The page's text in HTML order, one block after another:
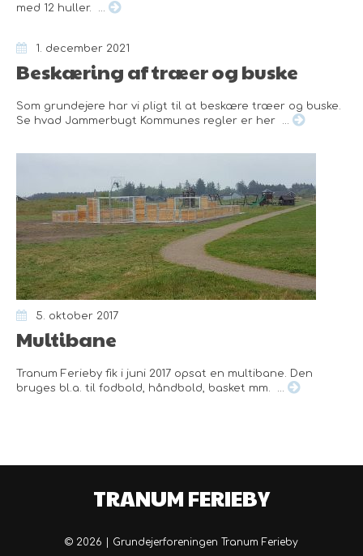
med 12 huller. ...
1. december 2021
Beskæring af træer og buske
Som grundejere har vi pligt til at beskære træer og buske.
Se hvad Jammerbugt Kommunes regler er her ...
5. oktober 2017
Multibane
Tranum Ferieby fik i juni 2017 opsat en multibane. Den
bruges bl.a. til fodbold, håndbold, basket mm. ...
TRANUM FERIEBY
© 2026 | Grundejerforeningen Tranum Ferieby